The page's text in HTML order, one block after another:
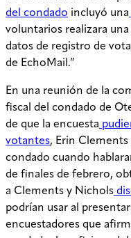
del condado incluyó una
voluntarios realizara una
datos de registro de
de EchoMail.”
En una reunión de la
fiscal del condado de
de que la encuesta
votantes, Erin
condado cuando
de finales de febrero,
a Clements y Nichols
podrían usar al
encuestadores que